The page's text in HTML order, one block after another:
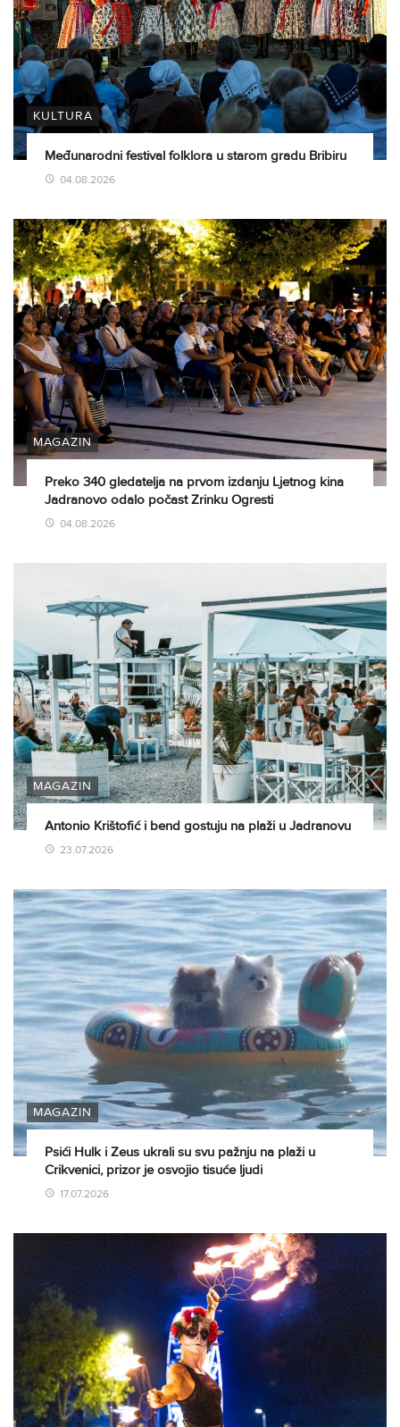
KULTURA
Međunarodni festival folklora u starom gradu Bribiru
04.08.2026
MAGAZIN
Preko 340 gledatelja na prvom izdanju Ljetnog kina
Jadranovo odalo počast Zrinku Ogresti
04.08.2026
MAGAZIN
Antonio Krištofić i bend gostuju na plaži u Jadranovu
23.07.2026
MAGAZIN
Psići Hulk i Zeus ukrali su svu pažnju na plaži u
Crikvenici, prizor je osvojio tisuće ljudi
17.07.2026